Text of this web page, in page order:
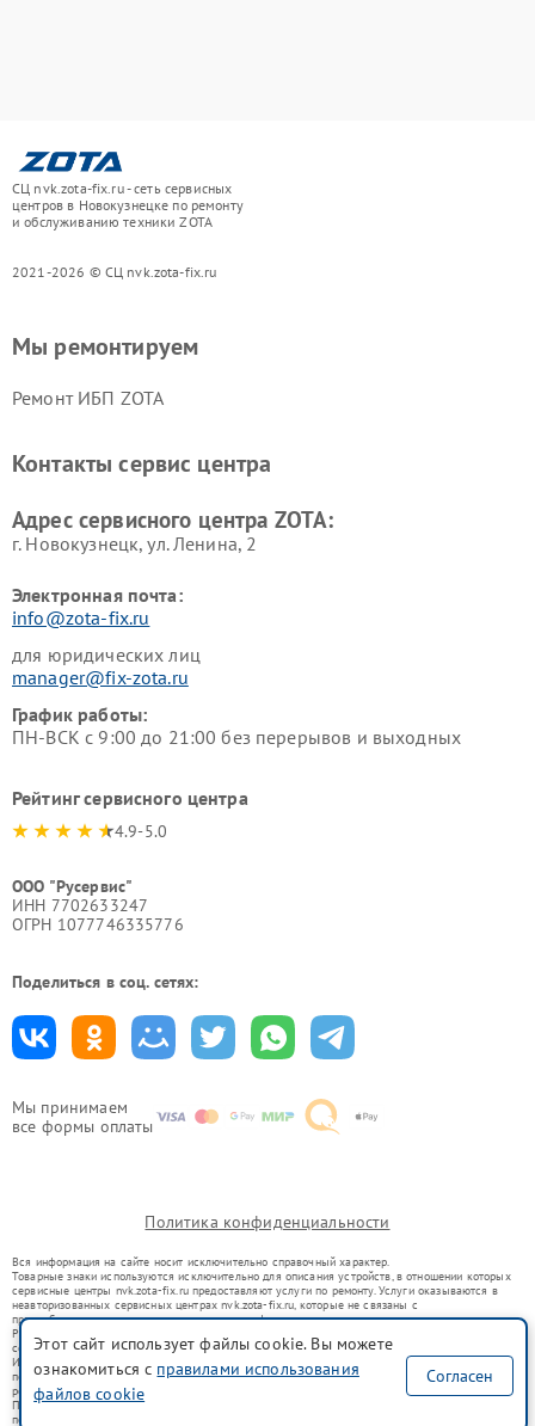
СЦ nvk.zota-fix.ru - сеть сервисных
центров в Новокузнецке по ремонту
и обслуживанию техники ZOTA
2021-2026 © СЦ nvk.zota-fix.ru
Мы принимаем
все формы оплаты
Мы ремонтируем
Ремонт ИБП ZOTA
Контакты сервис центра
Адрес сервисного центра ZOTA:
г. Новокузнецк, ул. Ленина, 2
Электронная почта:
info@zota-fix.ru
для юридических лиц
manager@fix-zota.ru
График работы:
ПН-ВСК с 9:00 до 21:00 без перерывов и выходных
Рейтинг сервисного центра
4.9-5.0
ООО "Русервис"
ИНН 7702633247
ОГРН 1077746335776
Поделиться в соц. сетях:
Политика конфиденциальности
Вся информация на сайте носит исключительно справочный характер.
Товарные знаки используются исключительно для описания устройств, в отношении которых
сервисные центры nvk.zota-fix.ru предоставляют услуги по ремонту. Услуги оказываются в
неавторизованных сервисных центрах nvk.zota-fix.ru, которые не связаны с
правообладателями товарных знаков или их официальными представителями.
Ремонт осуществляется для устройств, уже введенных в гражданский оборот в соответствии
со статьей 1487 ГК РФ.
Использование товарных знаков не преследует цели индивидуализации услуг или введения
потребителей в заблуждение, а служит для информирования о предоставляемых услугах по
ремонту техники указанных брендов.
Представленная на сайте информация не является публичной офертой, определяемой
положениями Статьи 437(2) Гражданского кодекса РФ
Этот сайт использует файлы cookie. Вы можете
ознакомиться с правилами использования
файлов cookie
Согласен